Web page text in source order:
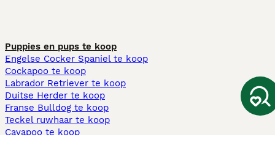
Puppies en pups te koop
Engelse Cocker Spaniel te koop
Cockapoo te koop
Labrador Retriever te koop
Duitse Herder te koop
Franse Bulldog te koop
Teckel ruwhaar te koop
Cavapoo te koop